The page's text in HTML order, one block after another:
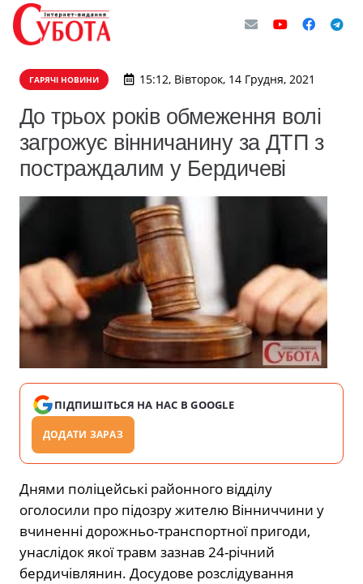
ГАРЯЧІ НОВИНИ 15:12, Вівторок, 14 Грудня, 2021
До трьох років обмеження волі
загрожує вінничанину за ДТП з
постраждалим у Бердичеві
ПІДПИШІТЬСЯ НА НАС В GOOGLE
ДОДАТИ ЗАРАЗ
Днями поліцейські районного відділу
оголосили про підозру жителю Вінниччини у
вчиненні дорожньо-транспортної пригоди,
унаслідок якої травм зазнав 24-річний
бердичівлянин. Досудове розслідування